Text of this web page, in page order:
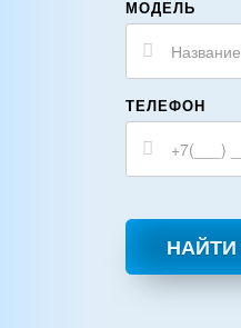
МОДЕЛЬ
ТЕЛЕФОН